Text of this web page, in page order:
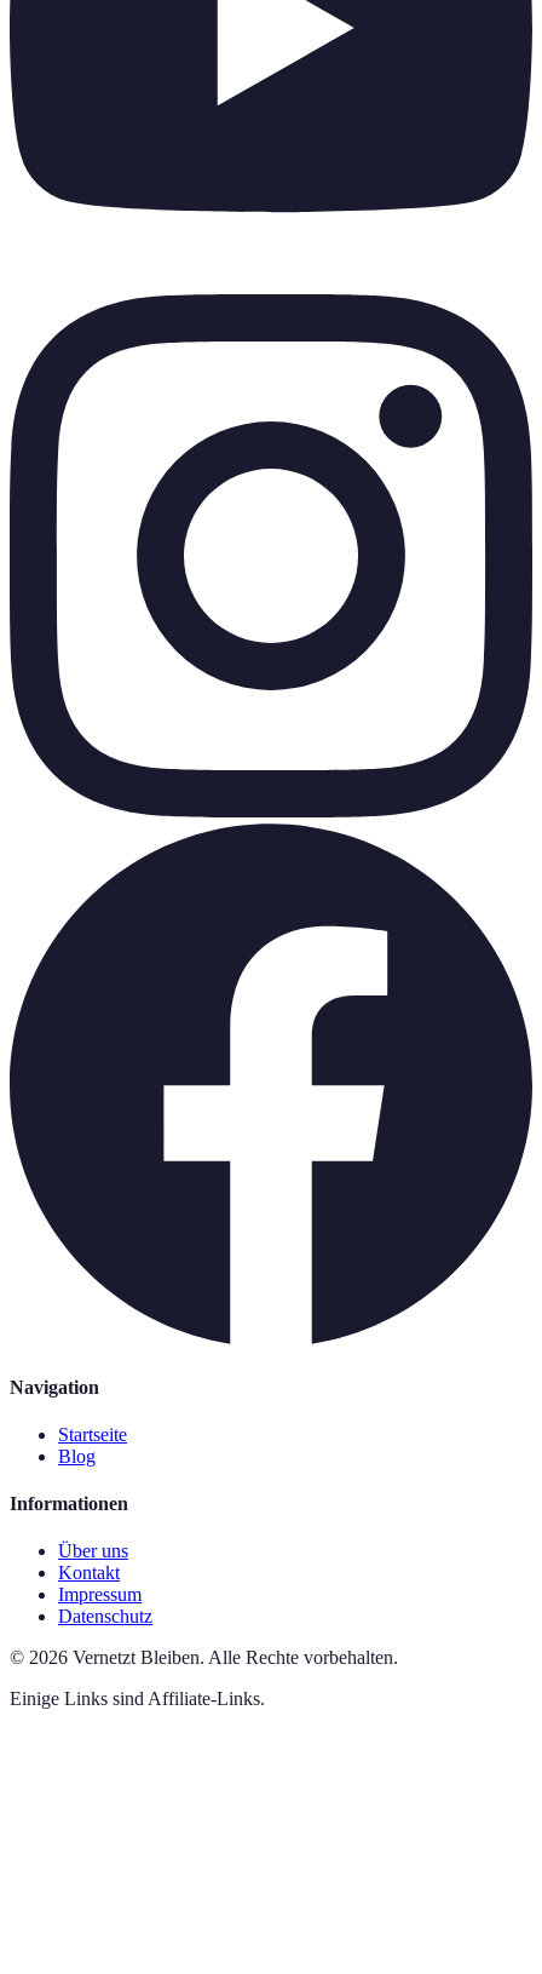
Navigation
Startseite
Blog
Informationen
Über uns
Kontakt
Impressum
Datenschutz
© 2026 Vernetzt Bleiben. Alle Rechte vorbehalten.
Einige Links sind Affiliate-Links.